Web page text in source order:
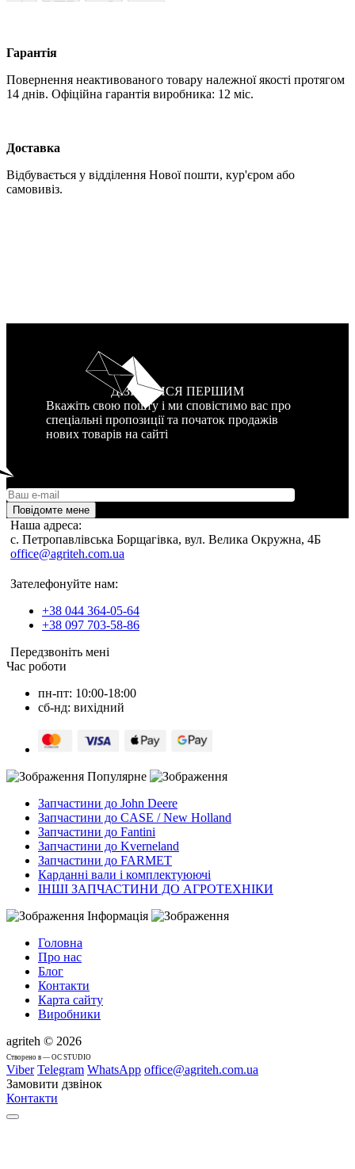
Гарантія
Повернення неактивованого товару належної якості протягом
14 днів. Офіційна гарантія виробника: 12 міс.
Доставка
Відбувається у відділення Нової пошти, кур'єром або
самовивіз.
ДІЗНАТИСЯ ПЕРШИМ
Вкажіть свою пошту і ми сповістимо вас про
спеціальні пропозиції та початок продажів
нових товарів на сайті
Повідомте мене
Наша адреса:
c. Петропавлівська Борщагівка, вул. Велика Окружна, 4Б
office@agriteh.com.ua
Зателефонуйте нам:
+38 044 364-05-64
+38 097 703-58-86
Передзвоніть мені
Час роботи
пн-пт: 10:00-18:00
сб-нд: вихідний
Популярне
Запчастини до John Deere
Запчастини до CASE / New Holland
Запчастини до Fantini
Запчастини до Kverneland
Запчастини до FARMET
Карданні вали і комплектуюючі
ІНШІ ЗАПЧАСТИНИ ДО АГРОТЕХНІКИ
Інформація
Головна
Про нас
Блог
Контакти
Карта сайту
Виробники
agriteh © 2026
Cтворено в — OC STUDIO
Viber Telegram WhatsApp office@agriteh.com.ua
Замовити дзвінок
Контакти